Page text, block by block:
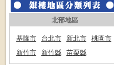
北部地區
基隆市 台北市 新北市
桃園市
新竹市
新竹縣 苗栗縣